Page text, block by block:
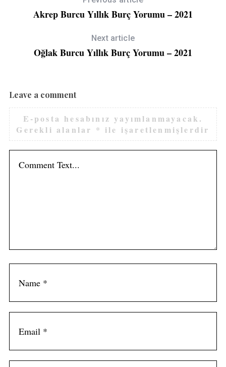
Akrep Burcu Yıllık Burç Yorumu – 2021
Next article
Oğlak Burcu Yıllık Burç Yorumu – 2021
Leave a comment
E-posta hesabınız yayımlanmayacak.
Gerekli alanlar * ile işaretlenmişlerdir